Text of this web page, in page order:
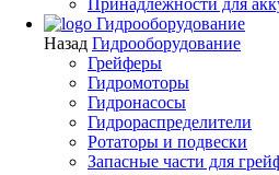
Гидрооборудование
Назад Гидрооборудование
Грейферы
Гидромоторы
Гидронасосы
Гидрораспределители
Ротаторы и подвески
Запасные части для